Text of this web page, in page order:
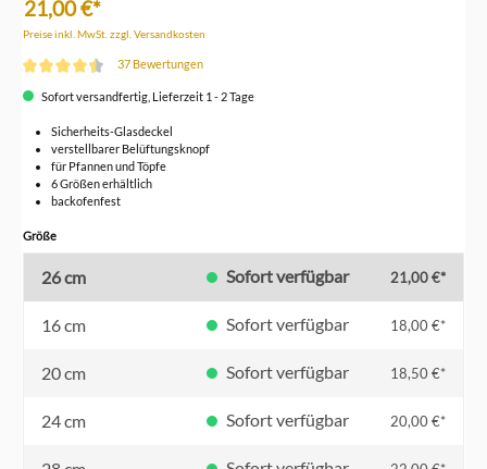
21,00 €*
Preise inkl. MwSt. zzgl. Versandkosten
37 Bewertungen
Sofort versandfertig, Lieferzeit 1 - 2 Tage
Sicherheits-Glasdeckel
verstellbarer Belüftungsknopf
für Pfannen und Töpfe
6 Größen erhältlich
backofenfest
Größeauswählen
26 cm Sofort verfügbar 21,00 €*
16 cm Sofort verfügbar 18,00 €*
20 cm Sofort verfügbar 18,50 €*
24 cm Sofort verfügbar 20,00 €*